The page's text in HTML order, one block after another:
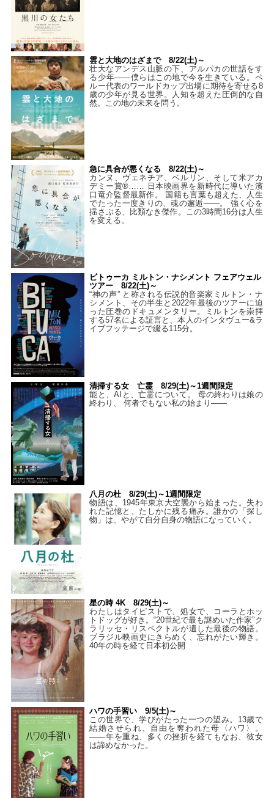
雲と大地のはざまで 8/22(土)～
壮大なアンデス山脈の下、アルパカの世話をす
る少年――僕らはこの地で今を生きている。ペ
ルー代表のワールドカップ出場に期待を寄せる8
歳の少年が見る世界。人知を超えた圧倒的な自
然。この地の未来を問う。
急に具合が悪くなる 8/22(土)～
カンヌ、ヴェネチア、ベルリン、そして米アカ
デミー賞®…… 日本映画界を新時代に導いた濱
口竜介監督最新作。 国籍も言葉も超えた、人生
でたった一度きりの、魂の邂逅――。 強く心を
揺さぶる、比類なき傑作。この3時間16分は人生
を変える。
ビトゥーカ ミルトン・ナシメント フェアウェル
ツアー 8/22(土)～
“神の声” と称される伝説的音楽家ミルトン・ナ
シメント、その半生と2022年最後のツアーに迫
った圧巻のドキュメンタリー。ミルトンを崇拝
する57名による証言と、本人のインタヴュー&ラ
イブフッテージで綴る115分。
清掃する女 亡霊 8/29(土)～1週間限定
能と、AIと、亡霊について。 母の終わりは娘の
終わり、 何者でもない私の始まり――
八月の杜 8/29(土)～1週間限定
物語は、1945年東京大空襲から始まった。失わ
れた記憶と、たしかに残る痛み。誰かの「探し
物」は、やがて自分自身の物語になっていく。
星の時 4K 8/29(土)～
わたしはタイピストで、処⼥で、コーラとホッ
トドッグが好き。“20世紀で最も謎めいた作家”ク
ラリッセ・リスペクトルが遺した最後の物語。
ブラジル映画史にきらめく、忘れがたい輝き。
40年の時を経て⽇本初公開
ハワの手習い 9/5(土)～
この世界で、学びがたった一つの望み。13歳で
結婚させられ、自由を奪われた母〈ハワ〉。
——年を重ね、多くの挫折を経てもなお、彼女
は諦めなかった。